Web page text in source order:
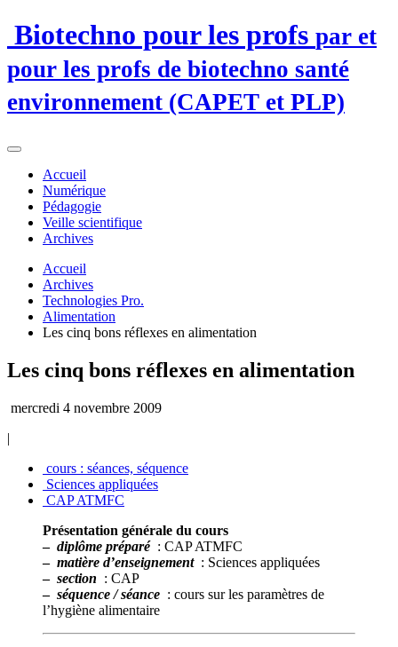
Biotechno pour les profs par et
pour les profs de biotechno santé
environnement (CAPET et PLP)
Accueil
Numérique
Pédagogie
Veille scientifique
Archives
Accueil
Archives
Technologies Pro.
Alimentation
Les cinq bons réflexes en alimentation
Les cinq bons réflexes en alimentation
mercredi 4 novembre 2009
|
cours : séances, séquence
Sciences appliquées
CAP ATMFC
Présentation générale du cours
– diplôme préparé : CAP ATMFC
– matière d’enseignement : Sciences appliquées
– section : CAP
– séquence / séance : cours sur les paramètres de
l’hygiène alimentaire